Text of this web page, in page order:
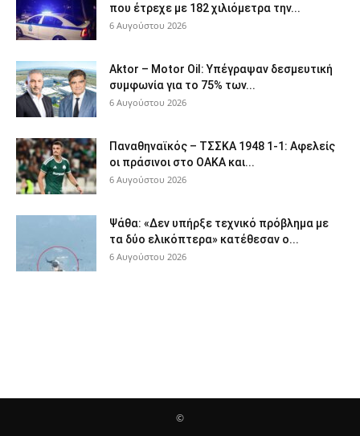
που έτρεχε με 182 χιλιόμετρα την...
6 Αυγούστου 2026
Aktor – Motor Oil: Υπέγραψαν δεσμευτική
συμφωνία για το 75% των...
6 Αυγούστου 2026
Παναθηναϊκός – ΤΣΣΚΑ 1948 1-1: Αφελείς
οι πράσινοι στο ΟΑΚΑ και...
6 Αυγούστου 2026
Ψάθα: «Δεν υπήρξε τεχνικό πρόβλημα με
τα δύο ελικόπτερα» κατέθεσαν ο...
6 Αυγούστου 2026
©